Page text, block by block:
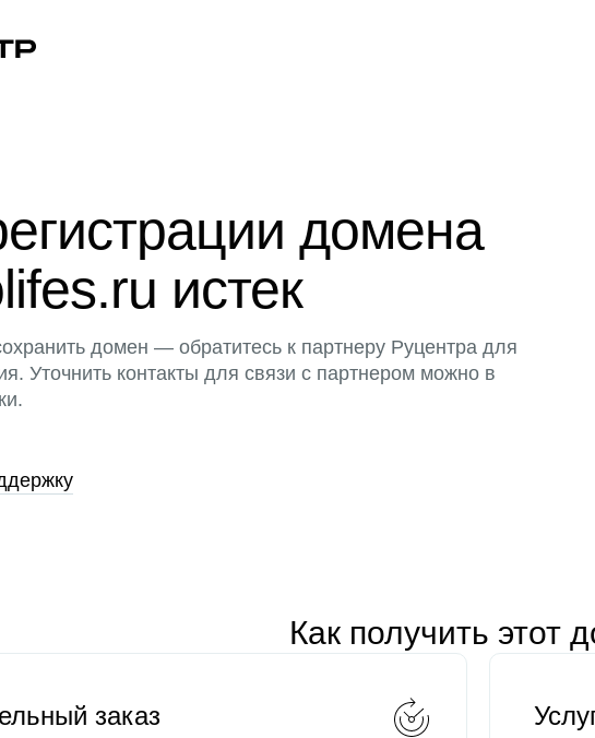
домена
истек
домен — обратитесь к партнеру Руцентра для
Уточнить контакты для связи с партнером можно в
Как получить этот
заказ